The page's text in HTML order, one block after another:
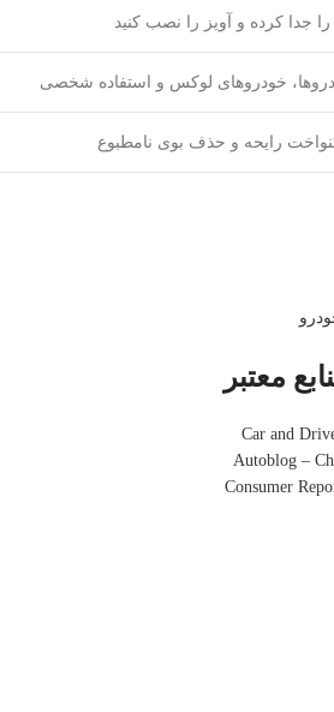
را جدا کرده و آویز را نصب کنید
خودروهای لوکس و استفاده شخصی
رایحه و حذف بوی نامطبوع
معتبر
Car and
Autoblog –
Consumer